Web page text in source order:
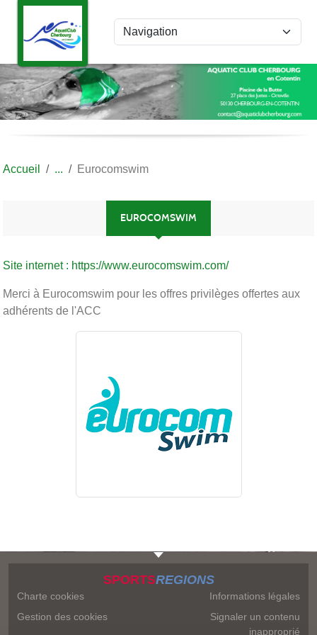
Accueil Eurocomswim
EUROCOMSWIM
Site internet : https://www.eurocomswim.com/
Merci à Eurocomswim pour les offres privilèges offertes aux
adhérents de l'ACC
SPORTSREGIONS
Charte cookies
Gestion des cookies
Informations légales
Signaler un contenu
inapproprié
Panneau de gestion des cookies